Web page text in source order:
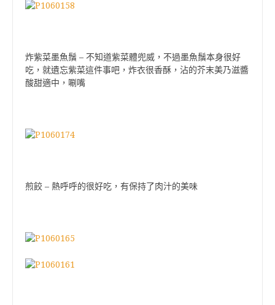
炸紫菜墨魚鬚 – 不知道紫菜體兜威，不過墨魚鬚本身很好
吃，就遺忘紫菜這件事吧，炸衣很香酥，沾的芥末美乃滋醬
酸甜適中，唰嘴
煎餃 – 熱呼呼的很好吃，有保持了肉汁的美味